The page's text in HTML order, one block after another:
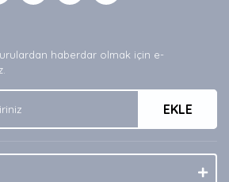
Yorum Yaz
eksik bilgiler bulunuyor.
bulunuyor.
daha pahalı.
alternatifler olmalı.
haberdar olmak için e-
EKLE